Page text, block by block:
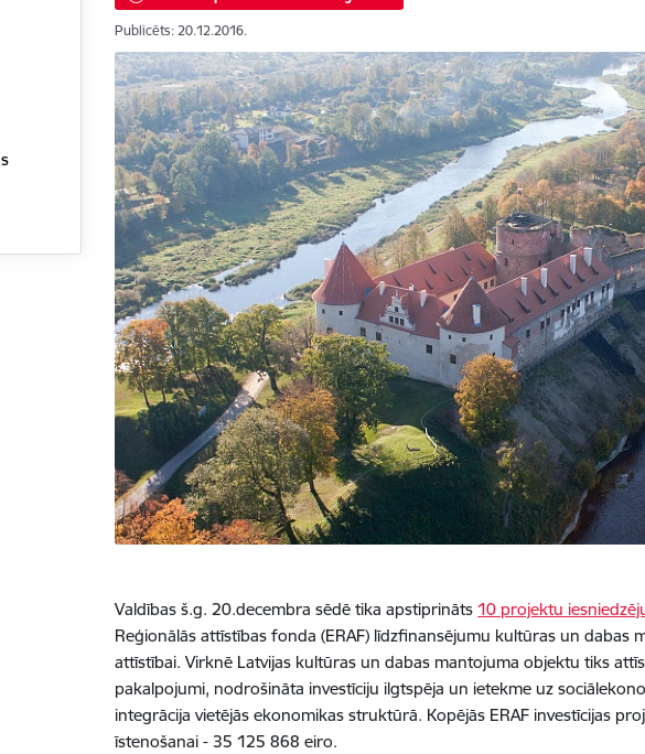
Publicēts: 20.12.2016.
Valdības š.g. 20.decembra sēdē tika apstiprināts10 projektu
Reģionālās attīstības fonda (ERAF) līdzfinansējumu kultūras un dabas
attīstībai. Virknē Latvijas kultūras un dabas mantojuma objektu tiks
pakalpojumi, nodrošināta investīciju ilgtspēja un ietekme uz
integrācija vietējās ekonomikas struktūrā. Kopējās ERAF investīcijas
īstenošanai - 35 125 868 eiro.